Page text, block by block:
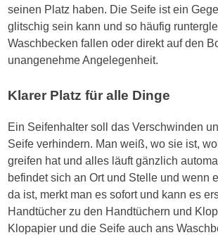
seinen Platz haben. Die Seife ist ein
glitschig sein kann und so häufig
Waschbecken fallen oder direkt auf den
unangenehme Angelegenheit.
Klarer Platz für alle Dinge
Ein Seifenhalter soll das Verschwinden
Seife verhindern. Man weiß, wo sie ist,
greifen hat und alles läuft gänzlich
befindet sich an Ort und Stelle und wenn
da ist, merkt man es sofort und kann es
Handtücher zu den Handtüchern und
Klopapier und die Seife auch ans